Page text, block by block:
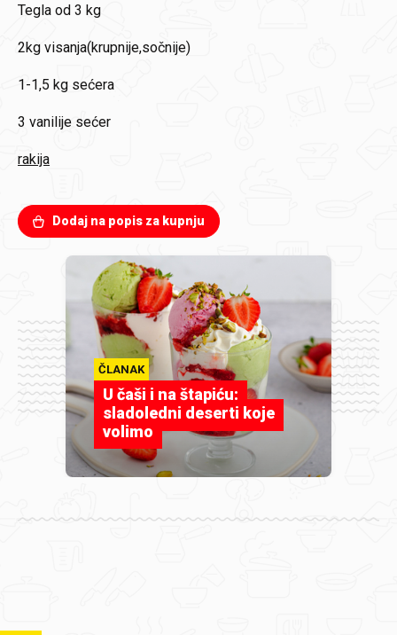
Tegla od 3 kg
2kg visanja(krupnije,sočnije)
1-1,5 kg sećera
3 vanilije sećer
rakija
Dodaj na popis za kupnju
ČLANAK
U čaši i na štapiću:
sladoledni deserti koje
volimo